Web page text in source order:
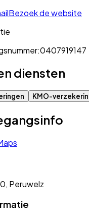
Bezoek de website
0407919147
diensten
KMO-
Peruwelz